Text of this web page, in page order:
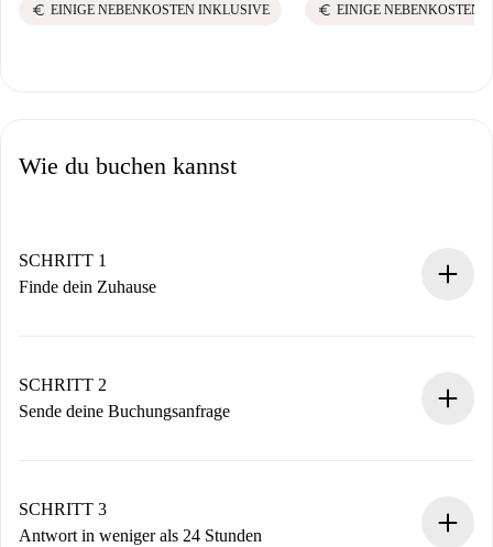
euro EINIGE NEBENKOSTEN INKLUSIVE euro EINIGE NEBENKOSTEN
Wie du buchen kannst
SCHRITT 1
Finde dein Zuhause
Du erhältst alle notwendigen Informationen im Voraus.
SCHRITT 2
Sende deine Buchungsanfrage
Denk daran, dass wir dich erst belasten, wenn der
Vermieter zustimmt.
SCHRITT 3
Antwort in weniger als 24 Stunden